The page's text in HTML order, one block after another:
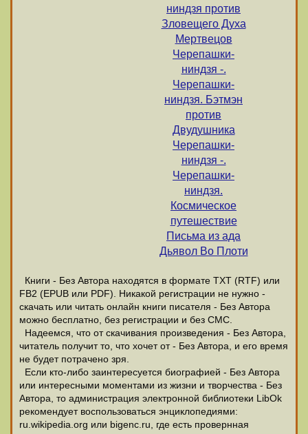
ниндзя против
Зловещего Духа
Мертвецов
Черепашки-
ниндзя -.
Черепашки-
ниндзя. Бэтмэн
против
Двудушника
Черепашки-
ниндзя -.
Черепашки-
ниндзя.
Космическое
путешествие
Письма из ада
Дьявол Во Плоти
Книги - Без Автора находятся в формате ТХТ (RTF) или
FB2 (EPUB или PDF). Никакой регистрации не нужно -
скачать или читать онлайн книги писателя - Без Автора
можно бесплатно, без регистрации и без СМС.
Надеемся, что от скачивания произведения - Без Автора,
читатель получит то, что хочет от - Без Автора, и его время
не будет потрачено зря.
Если кто-либо заинтересуется биографией - Без Автора
или интересными моментами из жизни и творчества - Без
Автора, то администрация электронной библиотеки LibOk
рекомендует воспользоваться энциклопедиями:
ru.wikipedia.org или bigenc.ru, где есть провернная